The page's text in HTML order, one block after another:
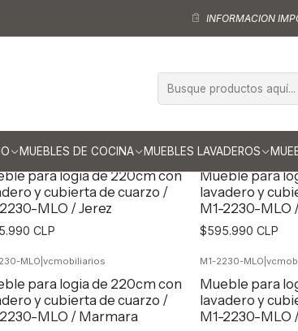
MUEBLES DE COCINA MUEBLES LAVADEROS
INFORMACION
Inicio Muebles
Muebles
MLO|vcmobiliarios
para logia de 220cm con
y cubierta de cuarzo /
MLO / Jerez
CLP
M1-2230-MLO|
Mueble para
lavadero y
M1-2230-MLO
$595.990 CLP
MLO vcmobiliarios
para logia de 220cm con
y cubierta de cuarzo /
MLO / Marmara
M1-2230-MLO
Mueble para
lavadero y
M1-2230-MLO